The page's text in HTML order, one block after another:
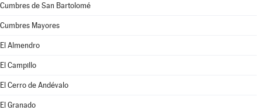
Cumbres de San Bartolomé
Cumbres Mayores
El Almendro
El Campillo
El Cerro de Andévalo
El Granado